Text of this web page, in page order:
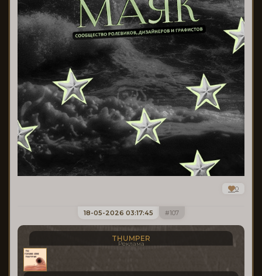
0
107
18-05-2026 03:17:45
THUMPER
Реклама